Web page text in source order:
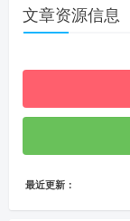
文章资源信息
最近更新：